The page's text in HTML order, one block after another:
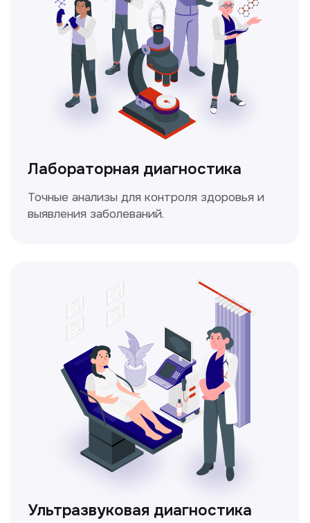
Ультразвуковая диагностика
Безопасный и точный метод для
обследования внутренних органов.
Доплерография
Метод ультразвуковой диагностики,
который используется для оценки
кровотока в сосудах.